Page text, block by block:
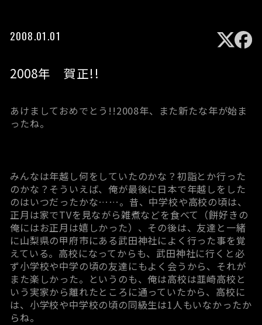
2008.01.01
2008年 賀正!!
あけましておめでとう!!2008年、また新たな年が始ま
ったね。
みんなは年越し何をしていたのかな？初詣とか行った
のかな？そういえば、俺が最後に日本で年越しをした
のはいつだったかな……。昔、中学校や高校の頃は、
正月は家でTVを見ながら雑煮などを食べて（餅好きの
俺にはお正月は嬉しかった）、その後は、友達と一緒
に山梨県の甲府市にある武田神社によく行った事を覚
えている。高校になってからも、武田神社に行くと必
ず小学校や中学の頃の友達にもよく会うから、それが
また楽しかった。というのも、俺は高校は韮崎高校と
いう実家から離れたところに通っていたから、高校に
は、小学校や中学校の頃の同級生は1人もいなかったか
らね。